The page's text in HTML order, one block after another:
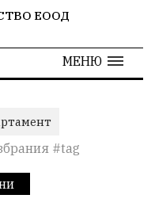
ЕООД
МЕНЮ
#tag